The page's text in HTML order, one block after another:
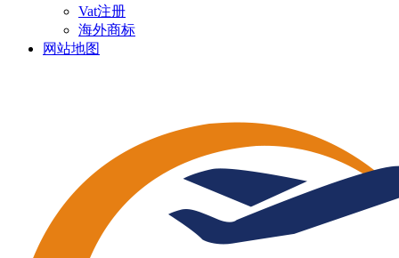
Vat注册
海外商标
网站地图